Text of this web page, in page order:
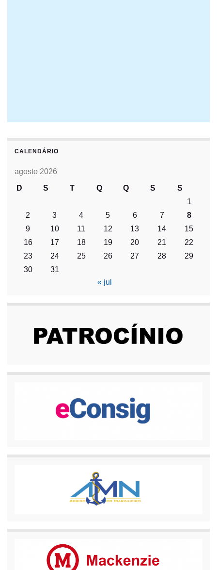
CALENDÁRIO
agosto 2026
D
S T Q Q S
S
1
2
3 4 5 6 7
8
9
10 11 12 13 14
15
16
17 18 19 20 21
22
23
24 25 26 27 28
29
30
31
« jul